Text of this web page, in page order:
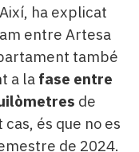
ha explicat
entre Artesa
també
a la fase entre
de
és que no es
de 2024.